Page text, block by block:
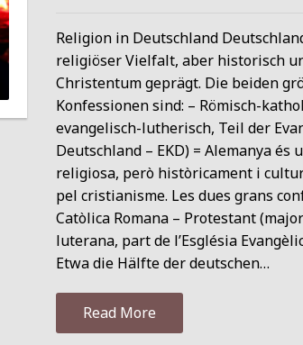
Religion in Deutschland
religiöser Vielfalt, aber historisch
Christentum geprägt. Die beiden
Konfessionen sind: – Römisch-
evangelisch-lutherisch, Teil der
Deutschland – EKD) = Alemanya és
religiosa, però històricament i
pel cristianisme. Les dues grans
Catòlica Romana – Protestant
luterana, part de l’Església
Etwa die Hälfte der deutschen…
Read More